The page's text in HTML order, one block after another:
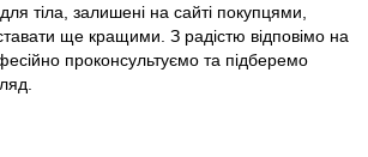
для тіла, залишені на сайті покупцями,
ще кращими. З радістю відповімо на
проконсультуємо та підберемо